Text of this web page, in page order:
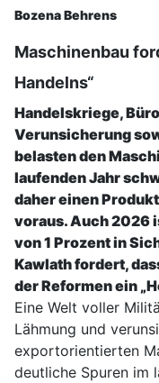
Bozena Behrens
Maschinenbau
Handelns“
Handelskriege,
Verunsicherung
belasten den
laufenden Jahr
daher einen
voraus. Auch 2026
von 1 Prozent in
Kawlath fordert,
der Reformen ein
Eine Welt voller
Lähmung und
exportorientierten
deutliche Spuren im